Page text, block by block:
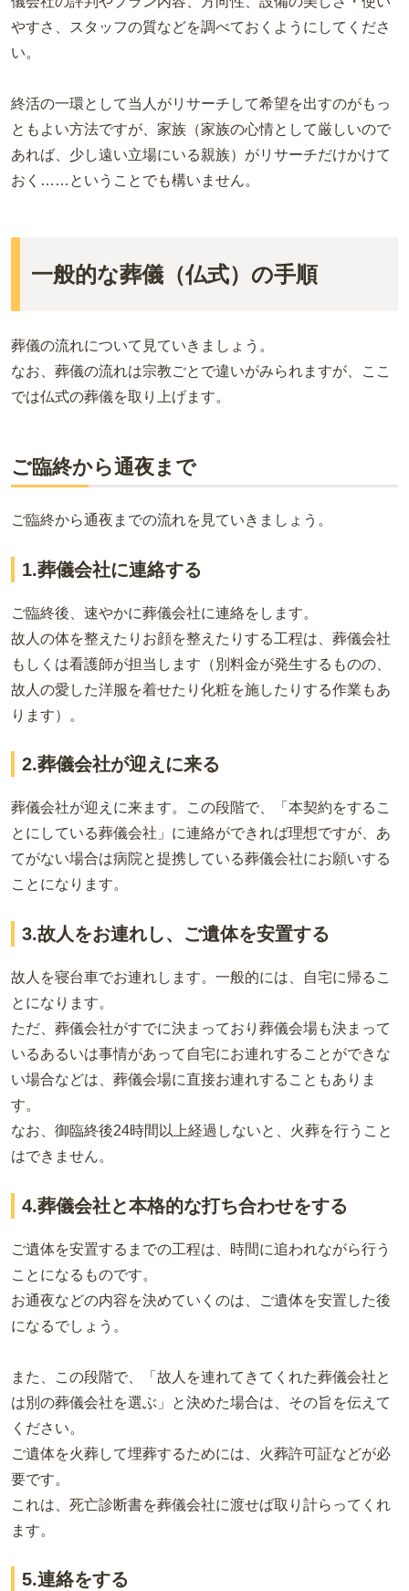
やすさ、スタッフの質などを調べておくようにしてくださ
い。
終活の一環として当人がリサーチして希望を出すのがもっ
ともよい方法ですが、家族（家族の心情として厳しいので
あれば、少し遠い立場にいる親族）がリサーチだけかけて
おく……ということでも構いません。
一般的な葬儀（仏式）の手順
葬儀の流れについて見ていきましょう。
なお、葬儀の流れは宗教ごとで違いがみられますが、ここ
では仏式の葬儀を取り上げます。
ご臨終から通夜まで
ご臨終から通夜までの流れを見ていきましょう。
1.葬儀会社に連絡する
ご臨終後、速やかに葬儀会社に連絡をします。
故人の体を整えたりお顔を整えたりする工程は、葬儀会社
もしくは看護師が担当します（別料金が発生するものの、
故人の愛した洋服を着せたり化粧を施したりする作業もあ
ります）。
2.葬儀会社が迎えに来る
葬儀会社が迎えに来ます。この段階で、「本契約をするこ
とにしている葬儀会社」に連絡ができれば理想ですが、あ
てがない場合は病院と提携している葬儀会社にお願いする
ことになります。
3.故人をお連れし、ご遺体を安置する
故人を寝台車でお連れします。一般的には、自宅に帰るこ
とになります。
ただ、葬儀会社がすでに決まっており葬儀会場も決まって
いるあるいは事情があって自宅にお連れすることができな
い場合などは、葬儀会場に直接お連れすることもありま
す。
なお、御臨終後24時間以上経過しないと、火葬を行うこと
はできません。
4.葬儀会社と本格的な打ち合わせをする
ご遺体を安置するまでの工程は、時間に追われながら行う
ことになるものです。
お通夜などの内容を決めていくのは、ご遺体を安置した後
になるでしょう。
また、この段階で、「故人を連れてきてくれた葬儀会社と
は別の葬儀会社を選ぶ」と決めた場合は、その旨を伝えて
ください。
ご遺体を火葬して埋葬するためには、火葬許可証などが必
要です。
これは、死亡診断書を葬儀会社に渡せば取り計らってくれ
ます。
5.連絡をする